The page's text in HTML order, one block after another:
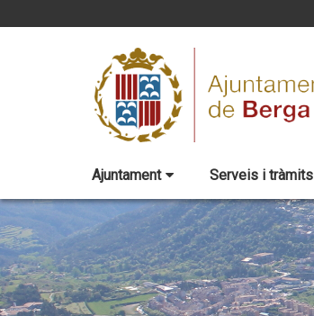
Ajuntament Serveis i tràmits